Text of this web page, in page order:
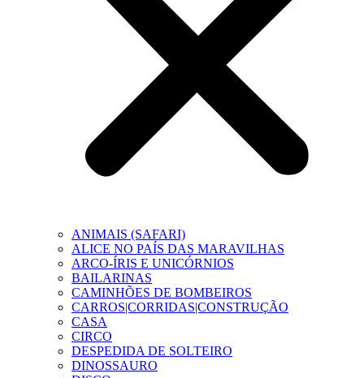
ANIMAIS (SAFARI)
ALICE NO PAÍS DAS MARAVILHAS
ARCO-ÍRIS E UNICÓRNIOS
BAILARINAS
CAMINHÕES DE BOMBEIROS
CARROS|CORRIDAS|CONSTRUÇÃO
CASA
CIRCO
DESPEDIDA DE SOLTEIRO
DINOSSAURO